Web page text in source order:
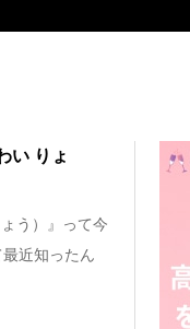
い りょ
う）』って今
近知ったん